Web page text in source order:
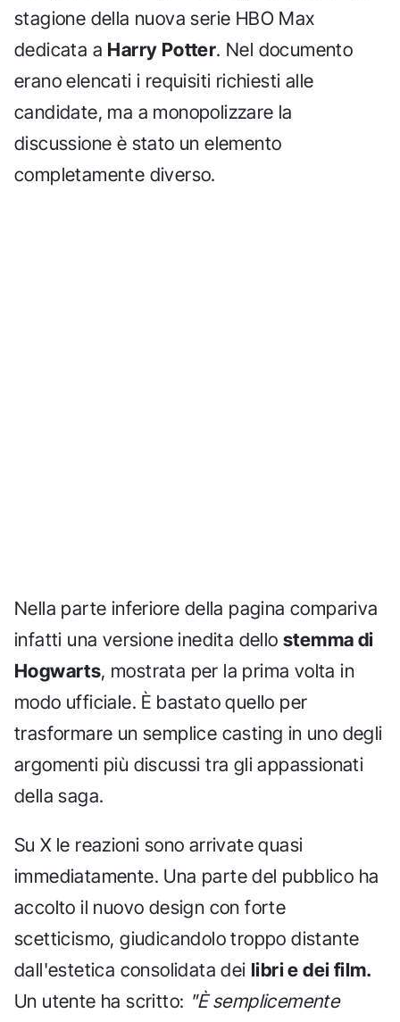
stagione della nuova serie HBO Max
dedicata a Harry Potter. Nel documento
erano elencati i requisiti richiesti alle
candidate, ma a monopolizzare la
discussione è stato un elemento
completamente diverso.
Nella parte inferiore della pagina compariva
infatti una versione inedita dello stemma di
Hogwarts, mostrata per la prima volta in
modo ufficiale. È bastato quello per
trasformare un semplice casting in uno degli
argomenti più discussi tra gli appassionati
della saga.
Su X le reazioni sono arrivate quasi
immediatamente. Una parte del pubblico ha
accolto il nuovo design con forte
scetticismo, giudicandolo troppo distante
dall'estetica consolidata dei libri e dei film.
Un utente ha scritto: "È semplicemente